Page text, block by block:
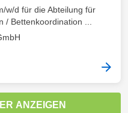
w/d für die Abteilung für
/ Bettenkoordination ...
ANZEIGEN